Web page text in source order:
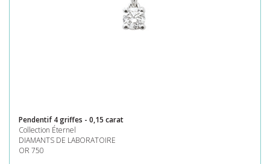
Pendentif 4 griffes - 0,15 carat
Collection Éternel
DIAMANTS DE LABORATOIRE
OR 750